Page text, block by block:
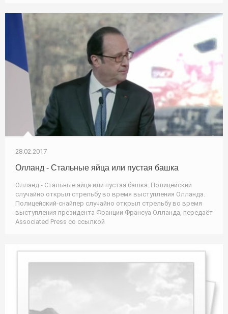
28.02.2017
Олланд - Стальные яйца или пустая башка
Олланд - Стальные яйца или пустая башка. Полицейский
случайно открыл стрельбу во время выступления Олланда.
Полицейский-снайпер случайно открыл стрельбу во время
выступления президента Франции Франсуа Олланда, передаёт
Associated Press со ссылкой